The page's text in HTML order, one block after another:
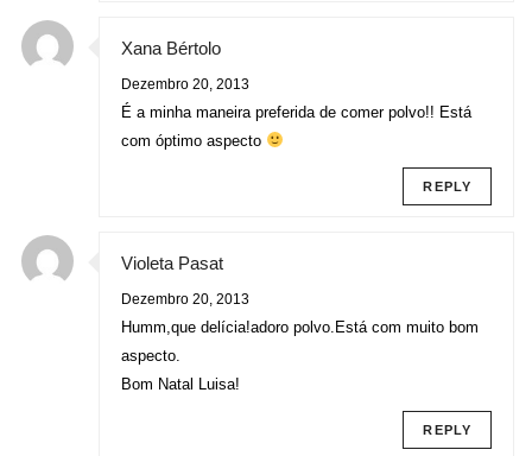
Xana Bértolo
Dezembro 20, 2013
É a minha maneira preferida de comer polvo!! Está
com óptimo aspecto
REPLY
Violeta Pasat
Dezembro 20, 2013
Humm,que delícia!adoro polvo.Está com muito bom
aspecto.
Bom Natal Luisa!
REPLY